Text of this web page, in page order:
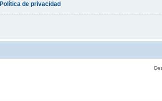
Política de privacidad